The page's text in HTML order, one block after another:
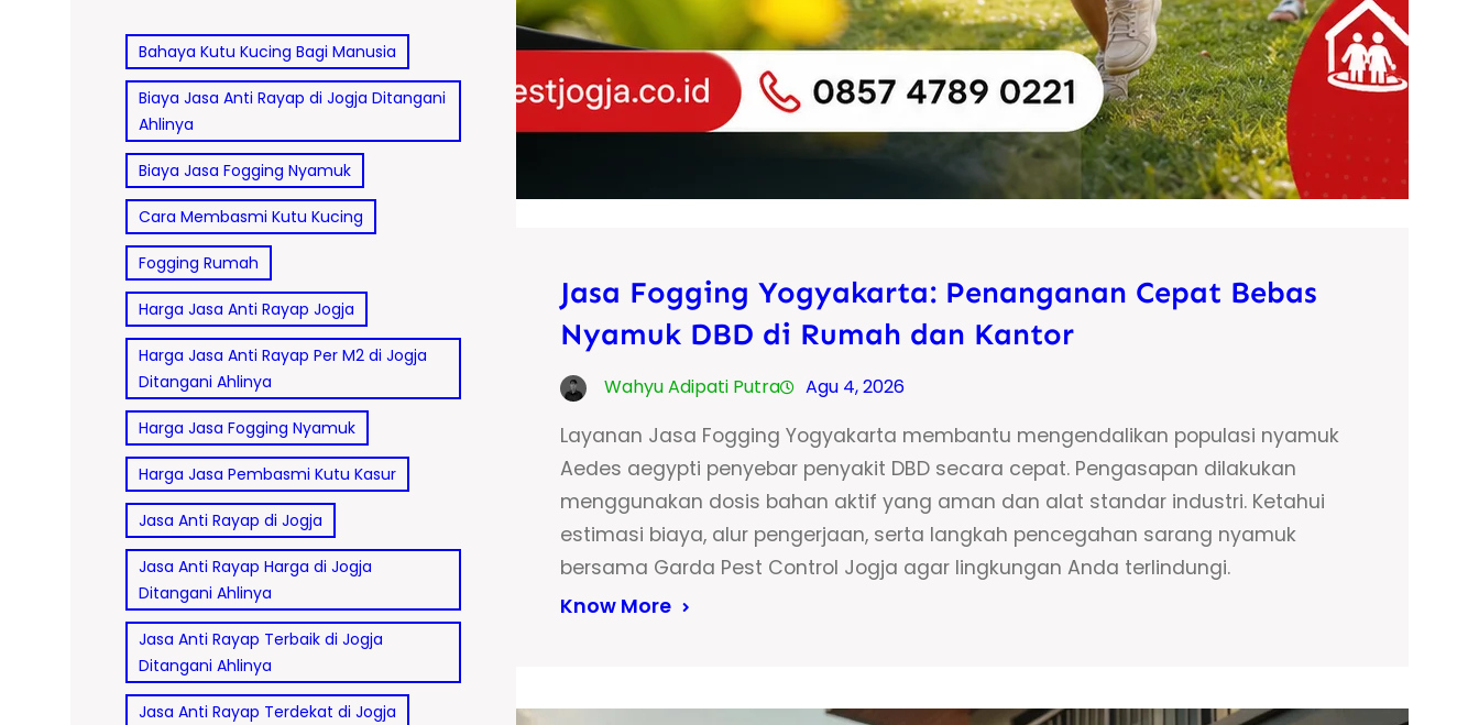
Bahaya Kutu Kucing Bagi Manusia
Biaya Jasa Anti Rayap di Jogja Ditangani
Ahlinya
Biaya Jasa Fogging Nyamuk
Cara Membasmi Kutu Kucing
Fogging Rumah
Harga Jasa Anti Rayap Jogja
Harga Jasa Anti Rayap Per M2 di Jogja
Ditangani Ahlinya
Harga Jasa Fogging Nyamuk
Harga Jasa Pembasmi Kutu Kasur
Jasa Anti Rayap di Jogja
Jasa Anti Rayap Harga di Jogja
Ditangani Ahlinya
Jasa Anti Rayap Terbaik di Jogja
Ditangani Ahlinya
Jasa Anti Rayap Terdekat di Jogja
Jasa Fogging Yogyakarta: Penanganan Cepat Bebas
Nyamuk DBD di Rumah dan Kantor
Wahyu Adipati Putra Agu 4, 2026
Layanan Jasa Fogging Yogyakarta membantu mengendalikan populasi nyamuk
Aedes aegypti penyebar penyakit DBD secara cepat. Pengasapan dilakukan
menggunakan dosis bahan aktif yang aman dan alat standar industri. Ketahui
estimasi biaya, alur pengerjaan, serta langkah pencegahan sarang nyamuk
bersama Garda Pest Control Jogja agar lingkungan Anda terlindungi.
Know More